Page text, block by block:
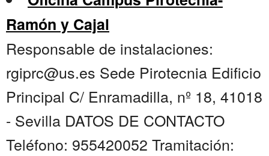
Ramón y Cajal
Responsable de instalaciones:
rgiprc@us.es Sede Pirotecnia Edificio
Principal C/ Enramadilla, nº 18, 41018
- Sevilla DATOS DE CONTACTO
Teléfono: 955420052 Tramitación: